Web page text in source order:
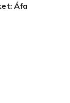
Áfa